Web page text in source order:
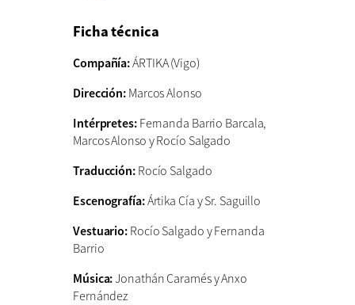
Ficha técnica
Compañía:ÁRTIKA (Vigo)
Dirección: Marcos Alonso
Intérpretes: Fernanda Barrio Barcala,
Marcos Alonso y Rocío Salgado
Traducción: Rocío Salgado
Escenografía:Ártika Cía y Sr. Saguillo
Vestuario: Rocío Salgado y Fernanda
Barrio
Música:Jonathán Caramés y Anxo
Fernández